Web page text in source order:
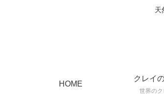
天
HOME
クレイ
世界のク